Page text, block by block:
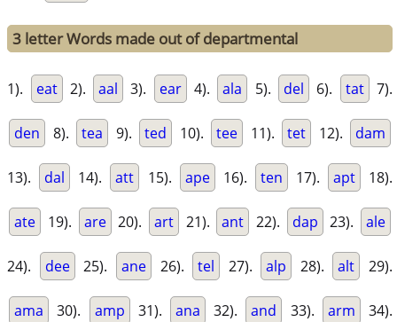
3 letter Words made out of departmental
1). eat 2). aal 3). ear 4). ala 5). del 6). tat 7).
den 8). tea 9). ted 10). tee 11). tet 12). dam
13). dal 14). att 15). ape 16). ten 17). apt 18).
ate 19). are 20). art 21). ant 22). dap 23). ale
24). dee 25). ane 26). tel 27). alp 28). alt 29).
ama 30). amp 31). ana 32). and 33). arm 34).